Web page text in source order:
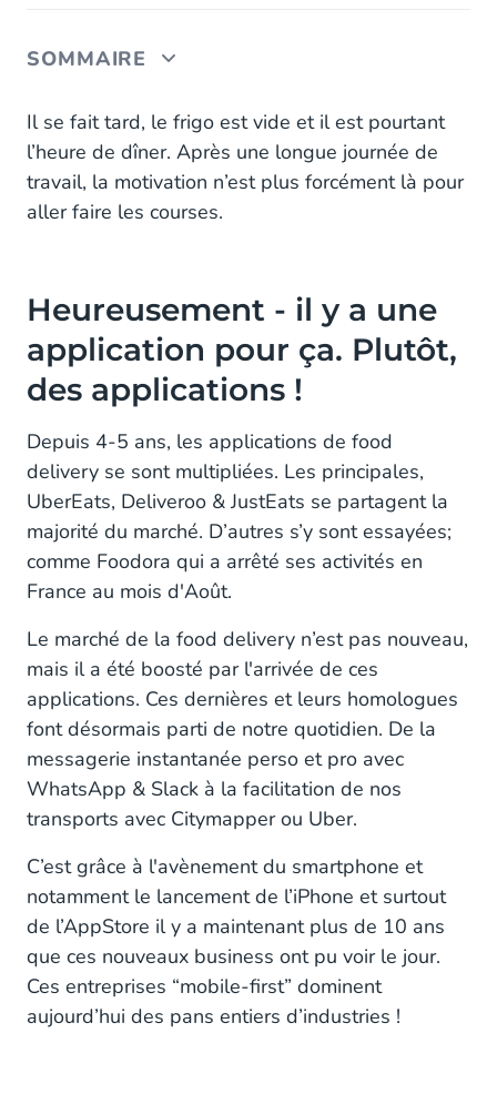
SOMMAIRE
Heureusement - il y a une application pour ça.
Plutôt, des applications !
Les différentes applications de food delivery
uniquement le Push pour l’engagement avec
beaucoup d’optimisations possibles.
UberEats -
UberEats - Une stratégie de notifications
utilisant le SMS pour l’authentification et le
Push pour l’engagement avec quelques
optimisations à faire.
Just Eat -
JustEat - Une stratégie de notifications utilisant
uniquement le SMS pour l’engagement avec des
superbes opportunités d'améliorations.
Il se fait tard, le frigo est vide et il est pourtant
l’heure de dîner. Après une longue journée de
travail, la motivation n’est plus forcément là pour
aller faire les courses.
Heureusement - il y a une
application pour ça. Plutôt,
des applications !
Depuis 4-5 ans, les applications de food
delivery se sont multipliées. Les principales,
UberEats, Deliveroo & JustEats se partagent la
majorité du marché. D’autres s’y sont essayées;
comme Foodora qui a arrêté ses activités en
France au mois d'Août.
Le marché de la food delivery n’est pas nouveau,
mais il a été boosté par l'arrivée de ces
applications. Ces dernières et leurs homologues
font désormais parti de notre quotidien. De la
messagerie instantanée perso et pro avec
WhatsApp & Slack à la facilitation de nos
transports avec Citymapper ou Uber.
C’est grâce à l'avènement du smartphone et
notamment le lancement de l’iPhone et surtout
de l’AppStore il y a maintenant plus de 10 ans
que ces nouveaux business ont pu voir le jour.
Ces entreprises “mobile-first” dominent
aujourd’hui des pans entiers d’industries !